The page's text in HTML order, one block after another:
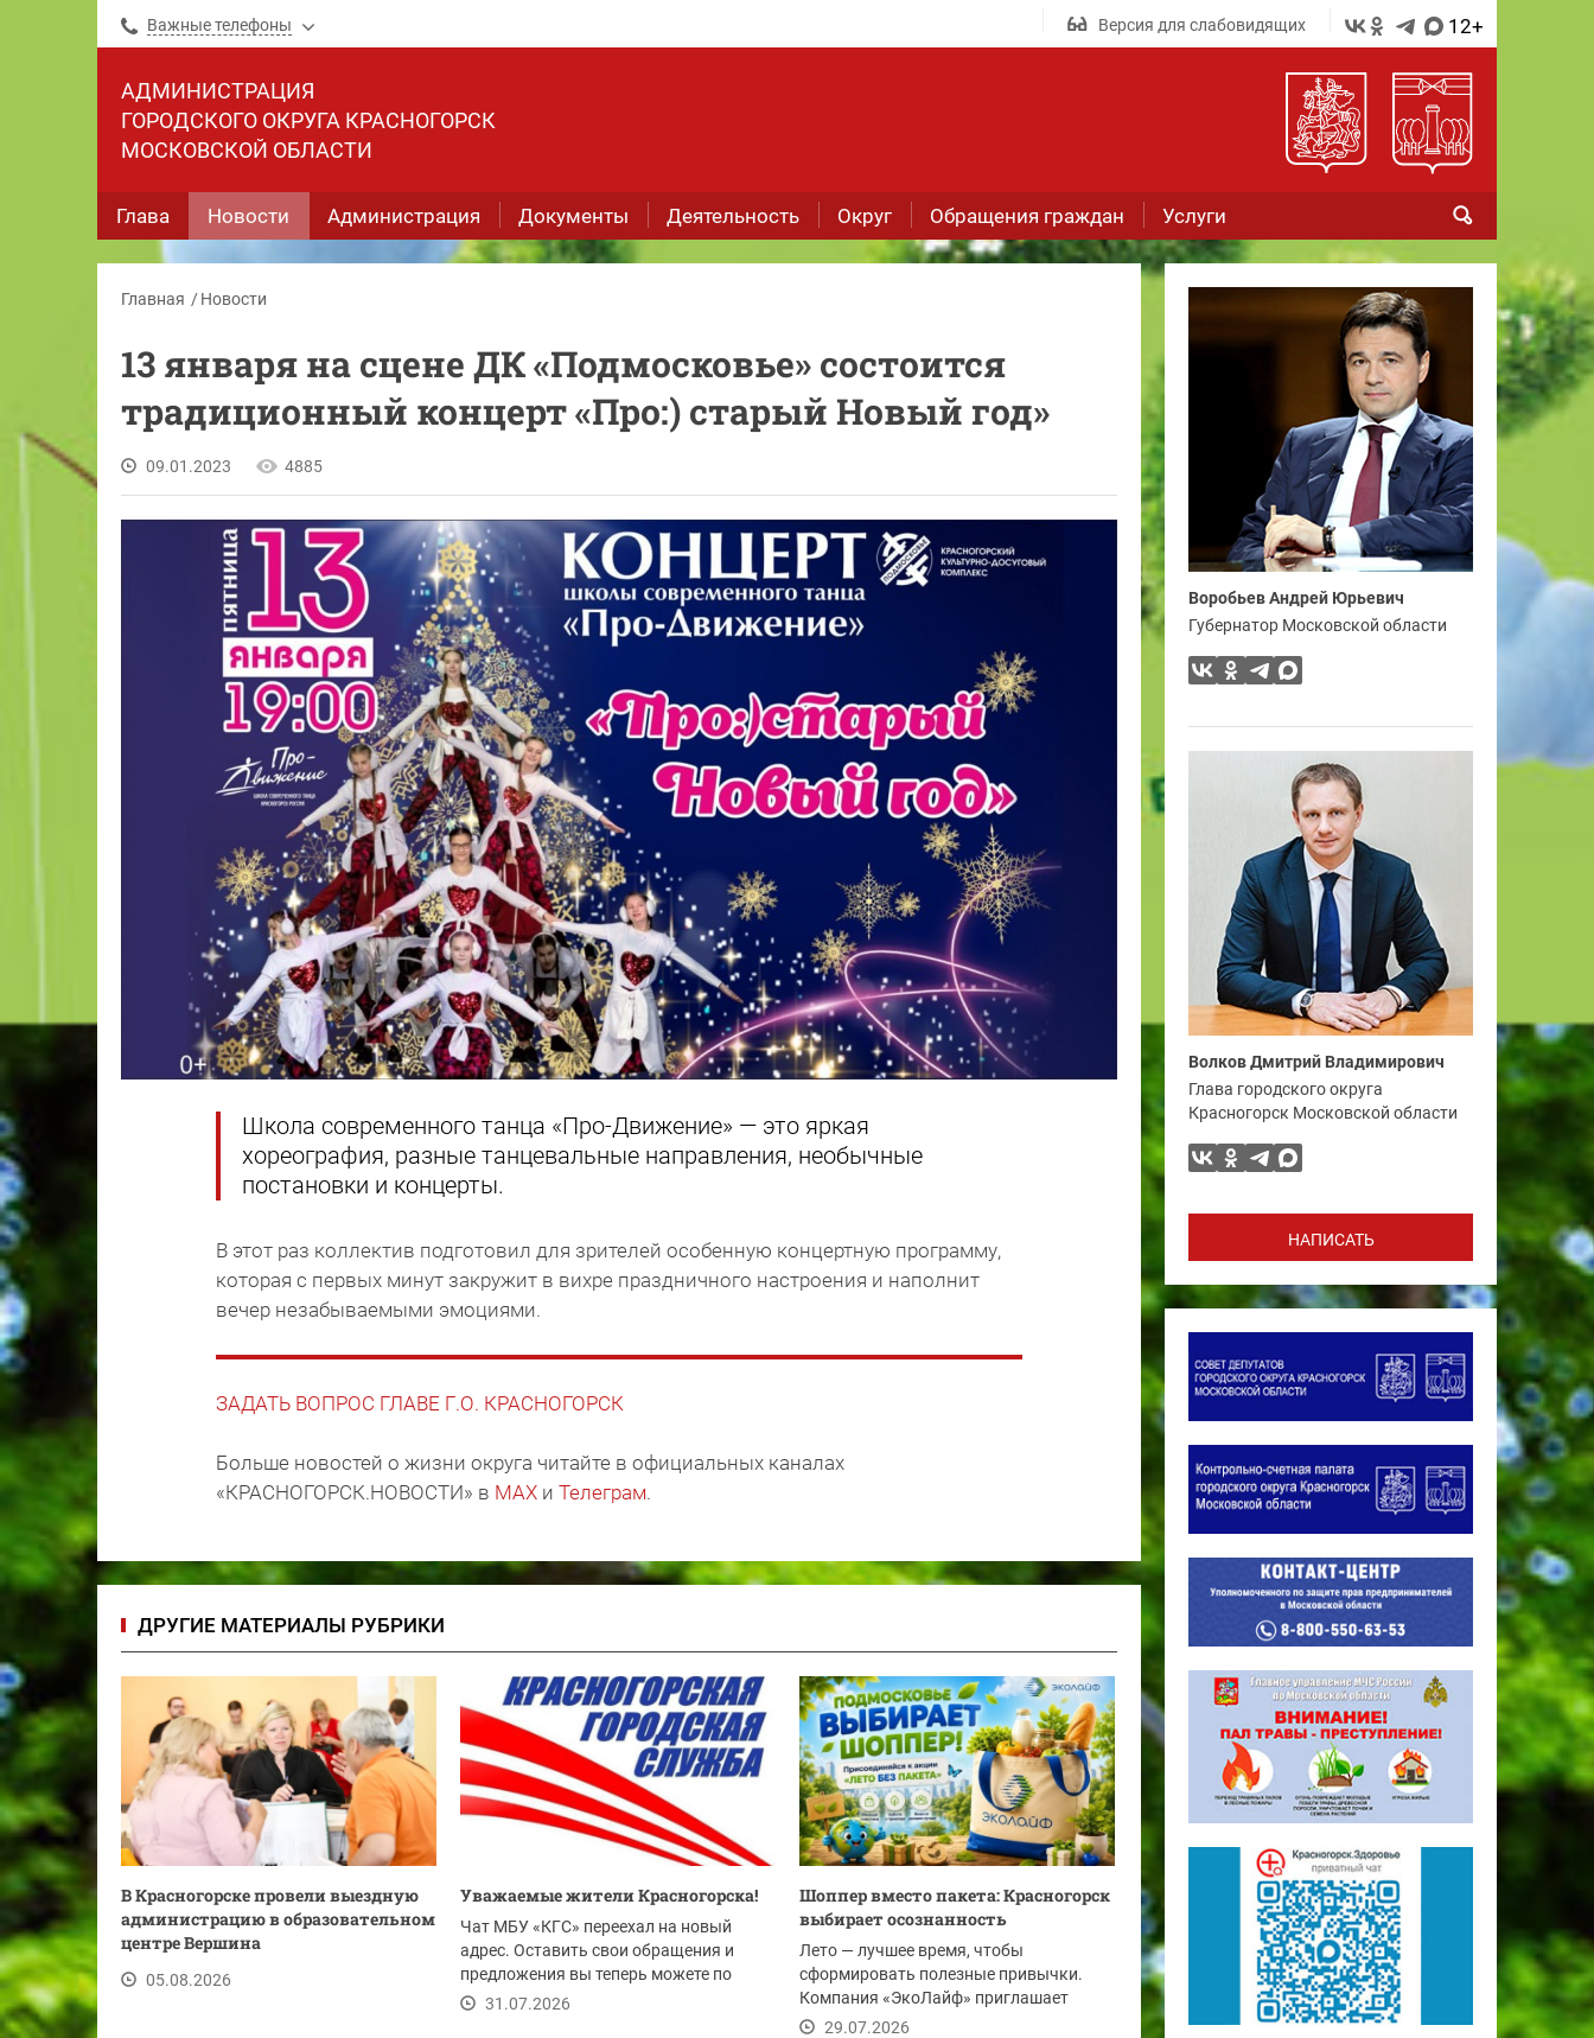
Важные телефоны Версия для слабовидящих 12+
АДМИНИСТРАЦИЯ
ГОРОДСКОГО ОКРУГА КРАСНОГОРСК
МОСКОВСКОЙ ОБЛАСТИ
Глава Новости Администрация Документы Деятельность Округ Обращения граждан Услуги
Главная Новости
13 января на сцене ДК «Подмосковье» состоится
традиционный концерт «Про:) старый Новый год»
09.01.2023 4885
Школа современного танца «Про-Движение» — это яркая
хореография, разные танцевальные направления, необычные
постановки и концерты.
В этот раз коллектив подготовил для зрителей особенную концертную программу,
которая с первых минут закружит в вихре праздничного настроения и наполнит
вечер незабываемыми эмоциями.
ЗАДАТЬ ВОПРОС ГЛАВЕ Г.О. КРАСНОГОРСК
Больше новостей о жизни округа читайте в официальных каналах
«КРАСНОГОРСК.НОВОСТИ» в MAX и Телеграм.
ДРУГИЕ МАТЕРИАЛЫ РУБРИКИ
В Красногорске провели выездную
администрацию в образовательном
центре Вершина
05.08.2026
Уважаемые жители Красногорска!
Чат МБУ «КГС» переехал на новый
адрес. Оставить свои обращения и
предложения вы теперь можете по
ссылке.
31.07.2026
Шоппер вместо пакета: Красногорск
выбирает осознанность
Лето — лучшее время, чтобы
сформировать полезные привычки.
Компания «ЭкоЛайф» приглашает
жителей Красногорска и всего...
29.07.2026
Воробьев Андрей Юрьевич
Губернатор Московской области
Волков Дмитрий Владимирович
Глава городского округа
Красногорск Московской области
НАПИСАТЬ